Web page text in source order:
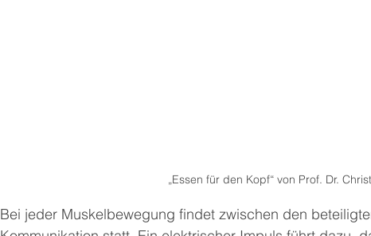
„Essen für den Kopf“ von Prof. Dr.
Bei jeder Muskelbewegung findet zwischen den